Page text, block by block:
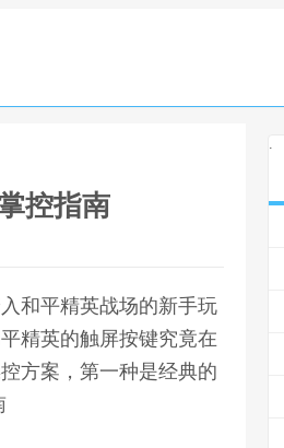
控指南
和平精英战场的新手玩
精英的触屏按键究竟在
方案，第一种是经典的
.